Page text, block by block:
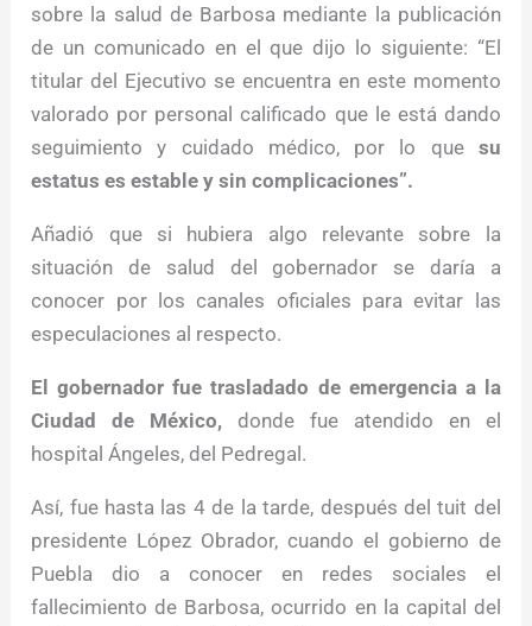
sobre la salud de Barbosa mediante la publicación
de un comunicado en el que dijo lo siguiente: “El
titular del Ejecutivo se encuentra en este momento
valorado por personal calificado que le está dando
seguimiento y cuidado médico, por lo que su
estatus es estable y sin complicaciones”.
Añadió que si hubiera algo relevante sobre la
situación de salud del gobernador se daría a
conocer por los canales oficiales para evitar las
especulaciones al respecto.
El gobernador fue trasladado de emergencia a la
Ciudad de México, donde fue atendido en el
hospital Ángeles, del Pedregal.
Así, fue hasta las 4 de la tarde, después del tuit del
presidente López Obrador, cuando el gobierno de
Puebla dio a conocer en redes sociales el
fallecimiento de Barbosa, ocurrido en la capital del